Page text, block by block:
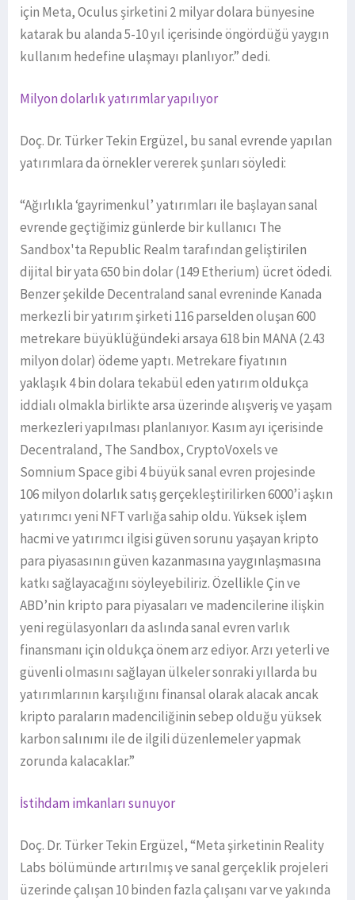
için Meta, Oculus şirketini 2 milyar dolara bünyesine
katarak bu alanda 5-10 yıl içerisinde öngördüğü yaygın
kullanım hedefine ulaşmayı planlıyor.” dedi.
Milyon dolarlık yatırımlar yapılıyor
Doç. Dr. Türker Tekin Ergüzel, bu sanal evrende yapılan
yatırımlara da örnekler vererek şunları söyledi:
“Ağırlıkla ‘gayrimenkul’ yatırımları ile başlayan sanal
evrende geçtiğimiz günlerde bir kullanıcı The
Sandbox'ta Republic Realm tarafından geliştirilen
dijital bir yata 650 bin dolar (149 Etherium) ücret ödedi.
Benzer şekilde Decentraland sanal evreninde Kanada
merkezli bir yatırım şirketi 116 parselden oluşan 600
metrekare büyüklüğündeki arsaya 618 bin MANA (2.43
milyon dolar) ödeme yaptı. Metrekare fiyatının
yaklaşık 4 bin dolara tekabül eden yatırım oldukça
iddialı olmakla birlikte arsa üzerinde alışveriş ve yaşam
merkezleri yapılması planlanıyor. Kasım ayı içerisinde
Decentraland, The Sandbox, CryptoVoxels ve
Somnium Space gibi 4 büyük sanal evren projesinde
106 milyon dolarlık satış gerçekleştirilirken 6000’i aşkın
yatırımcı yeni NFT varlığa sahip oldu. Yüksek işlem
hacmi ve yatırımcı ilgisi güven sorunu yaşayan kripto
para piyasasının güven kazanmasına yaygınlaşmasına
katkı sağlayacağını söyleyebiliriz. Özellikle Çin ve
ABD’nin kripto para piyasaları ve madencilerine ilişkin
yeni regülasyonları da aslında sanal evren varlık
finansmanı için oldukça önem arz ediyor. Arzı yeterli ve
güvenli olmasını sağlayan ülkeler sonraki yıllarda bu
yatırımlarının karşılığını finansal olarak alacak ancak
kripto paraların madenciliğinin sebep olduğu yüksek
karbon salınımı ile de ilgili düzenlemeler yapmak
zorunda kalacaklar.”
İstihdam imkanları sunuyor
Doç. Dr. Türker Tekin Ergüzel, “Meta şirketinin Reality
Labs bölümünde artırılmış ve sanal gerçeklik projeleri
üzerinde çalışan 10 binden fazla çalışanı var ve yakında